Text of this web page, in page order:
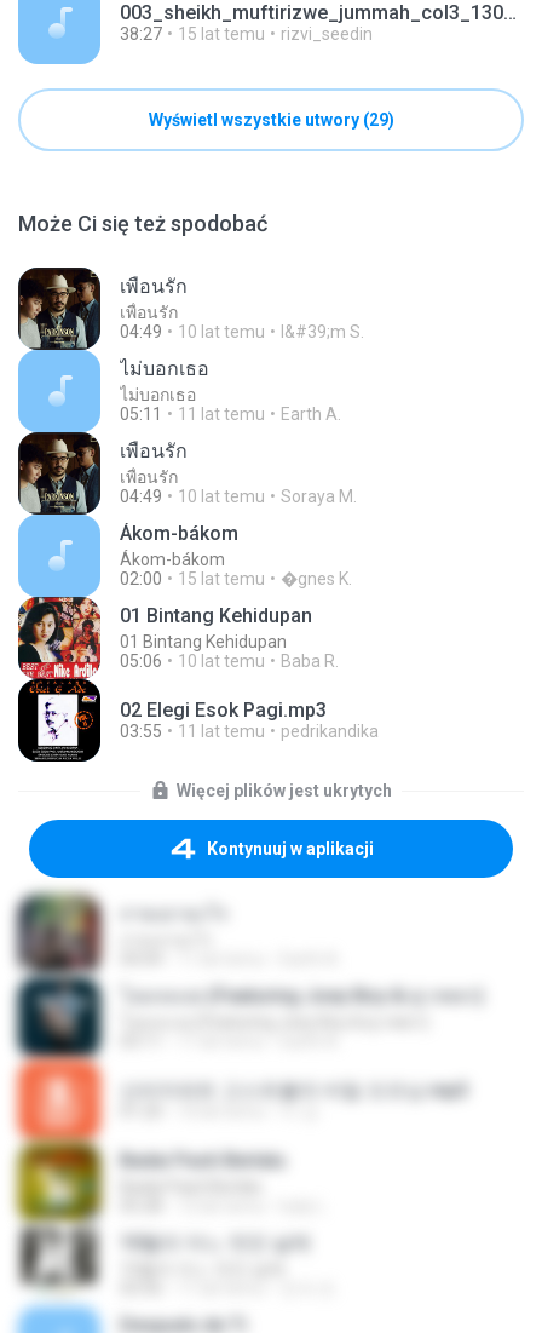
003_sheikh_muftirizwe_jummah_col3_13082010.mp3
38:27 15 lat temu rizvi_seedin
Wyświetl wszystkie utwory (29)
Może Ci się też spodobać
เพื่อนรัก
เพื่อนรัก
04:49
10 lat temu I&#39;m S.
ไม่บอกเธอ
ไม่บอกเธอ
05:11
11 lat temu Earth A.
เพื่อนรัก
เพื่อนรัก
04:49
10 lat temu Soraya M.
Ákom-bákom
Ákom-bákom
02:00
15 lat temu �gnes K.
01 Bintang Kehidupan
01 Bintang Kehidupan
05:06
10 lat temu Baba R.
02 Elegi Esok Pagi.mp3
03:55 11 lat temu pedrikandika
Więcej plików jest ukrytych
Kontynuuj w aplikacji
โอมจงเงย (Featuring Joey Boy & ตู่ ภพธร)
신비아파트 고스트볼의 비밀 오프닝.mp3
Badai Pasti Berlalu
10월의 어느 멋진 날에
Después de Ti